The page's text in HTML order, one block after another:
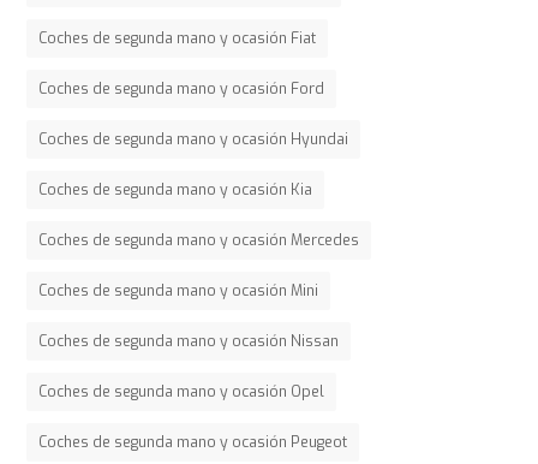
Coches de segunda mano y ocasión Fiat
Coches de segunda mano y ocasión Ford
Coches de segunda mano y ocasión Hyundai
Coches de segunda mano y ocasión Kia
Coches de segunda mano y ocasión Mercedes
Coches de segunda mano y ocasión Mini
Coches de segunda mano y ocasión Nissan
Coches de segunda mano y ocasión Opel
Coches de segunda mano y ocasión Peugeot